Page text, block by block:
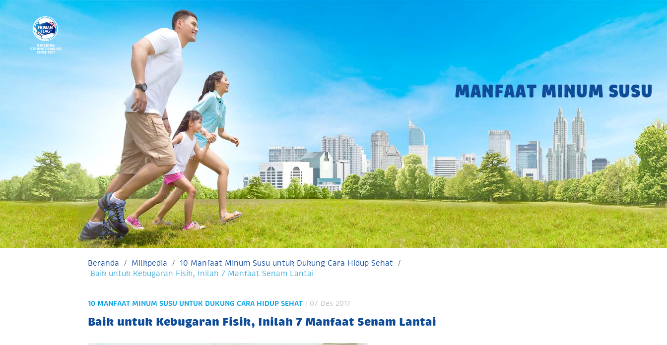
BUILDING
STRONG FAMILIES
SINCE 1871
Beranda Milkpedia
10 Manfaat Minum Susu untuk Dukung Cara Hidup Sehat
Baik untuk Kebugaran Fisik, Inilah 7 Manfaat Senam Lantai
10 MANFAAT MINUM SUSU UNTUK DUKUNG CARA HIDUP SEHAT | 07 Des 2017
Baik untuk Kebugaran Fisik, Inilah 7 Manfaat Senam Lantai